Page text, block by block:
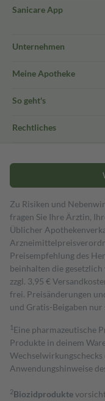
Sanicare App
Unternehmen
Meine Apotheke
So geht's
Rechtliches
Zu Risiken und
fragen Sie Ihre Ärztin,
Üblicher
Preisempfehlung des
beinhalten die
zzgl. 3,95 €
frei. Preisänderungen
und Gratis-Beigaben
1 Eine pharmazeutische
Produkte in deinem
Anwendungshinweise
2Biozidprodukte